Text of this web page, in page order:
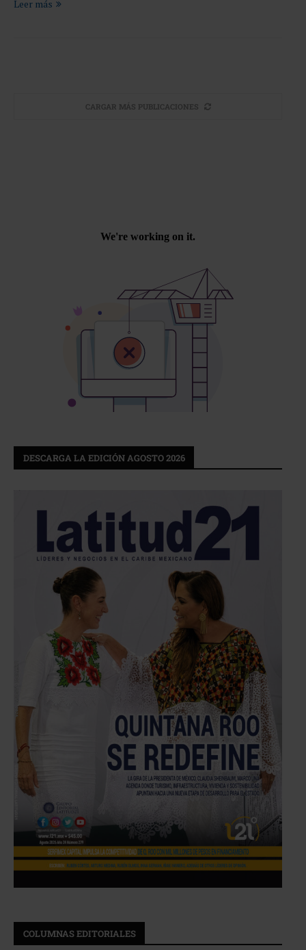
Leer más
CARGAR MÁS PUBLICACIONES
DESCARGA LA EDICIÓN AGOSTO 2026
COLUMNAS EDITORIALES